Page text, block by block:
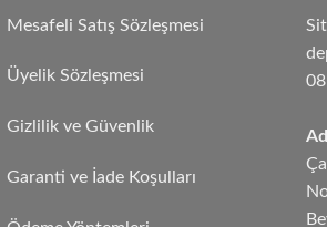
Mesafeli Satış Sözleşmesi
Üyelik Sözleşmesi
Gizlilik ve Güvenlik
Garanti ve İade Koşulları